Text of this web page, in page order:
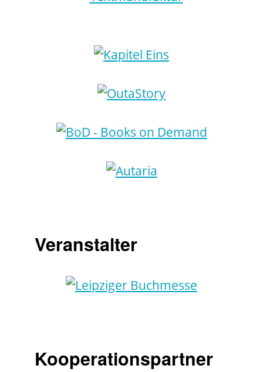
Veranstalter
Kooperationspartner